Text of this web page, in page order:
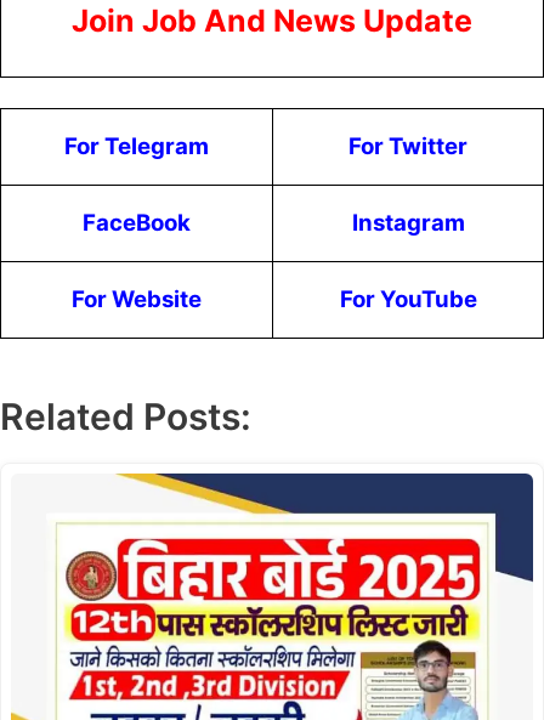
Join Job And News Update
For Telegram For Twitter
FaceBook Instagram
For Website For YouTube
Related Posts: